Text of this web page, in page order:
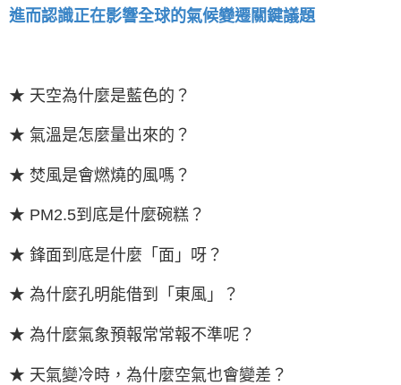
進而認識正在影響全球的氣候變遷關鍵議題
★ 天空為什麼是藍色的？
★ 氣溫是怎麼量出來的？
★ 焚風是會燃燒的風嗎？
★ PM2.5到底是什麼碗糕？
★ 鋒面到底是什麼「面」呀？
★ 為什麼孔明能借到「東風」？
★ 為什麼氣象預報常常報不準呢？
★ 天氣變冷時，為什麼空氣也會變差？